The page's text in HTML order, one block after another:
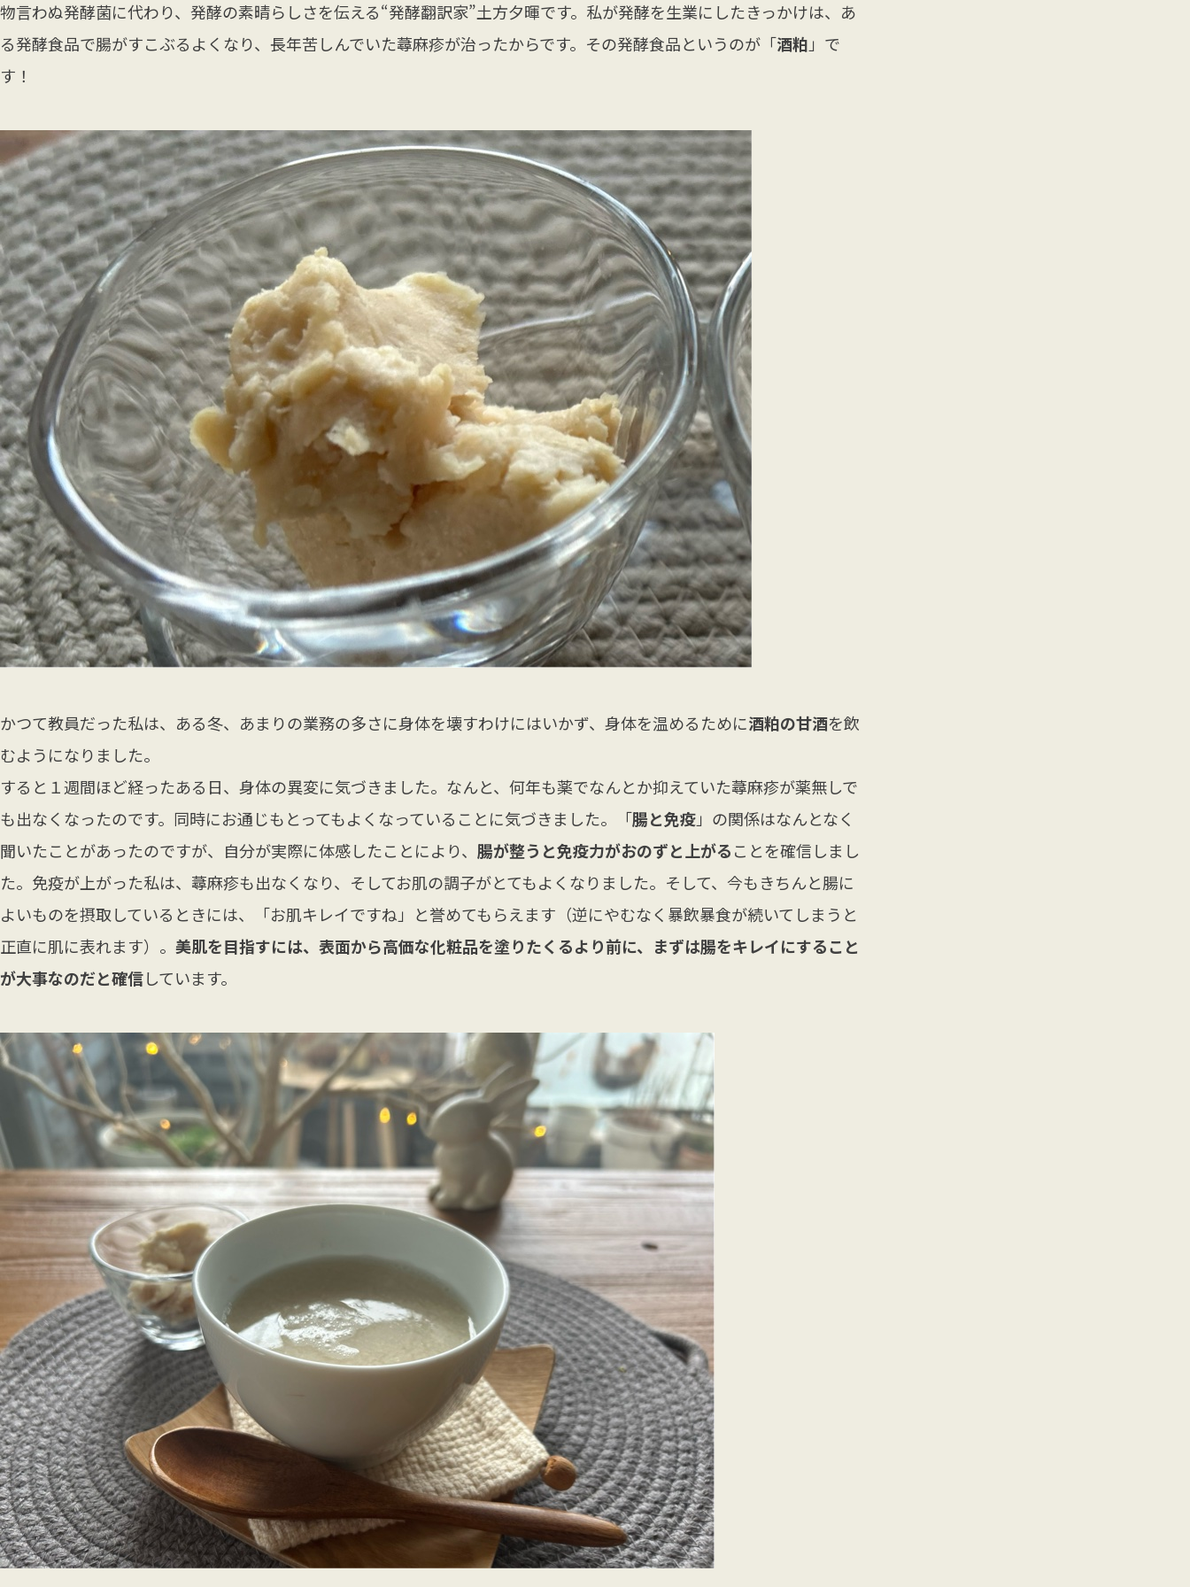
物言わぬ発酵菌に代わり、発酵の素晴らしさを伝える“発酵翻訳家”土方夕暉です。私が発酵を生業にしたきっかけは、あ
る発酵食品で腸がすこぶるよくなり、長年苦しんでいた蕁麻疹が治ったからです。その発酵食品というのが「酒粕 」で
す！
かつて教員だった私は、ある冬、あまりの業務の多さに身体を壊すわけにはいかず、身体を温めるために酒粕の甘酒を飲
むようになりました。
すると１週間ほど経ったある日、身体の異変に気づきました。なんと、何年も薬でなんとか抑えていた蕁麻疹が薬無しで
も出なくなったのです。同時にお通じもとってもよくなっていることに気づきました。「腸と免疫」の関係はなんとなく
聞いたことがあったのですが、自分が実際に体感したことにより、 腸が整うと免疫力がおのずと上がることを確信しまし
た。免疫が上がった私は、蕁麻疹も出なくなり、そしてお肌の調子がとてもよくなりました。そして、今もきちんと腸に
よいものを摂取しているときには、「お肌キレイですね」と誉めてもらえます（逆にやむなく暴飲暴食が続いてしまうと
正直に肌に表れます）。 美肌を目指すには、表面から高価な化粧品を塗りたくるより前に、まずは腸をキレイにすること
が大事なのだと確信しています。